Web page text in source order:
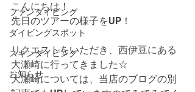
ファンダイビング
ダイビングスポット
スキンダイビング
お知らせ
こんにちは！
先日のツアーの様子をUP！
リクエストをいただき、西伊豆にある
大瀬崎に行ってきました☆
大瀬崎については、当店のブログの別